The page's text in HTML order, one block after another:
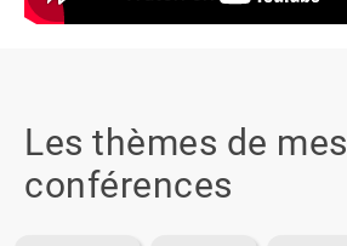
Les thèmes de mes
conférences